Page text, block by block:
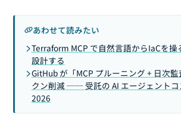
あわせて読みたい
Terraform MCP で自然言語からIaCを操
設計する
GitHub が「MCP プルーニング + 日次
クン削減 ── 受託の AI エージェントコ
2026